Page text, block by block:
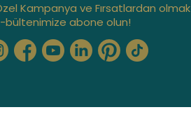
Kampanya ve Fırsatlardan olmak
bültenimize abone olun!